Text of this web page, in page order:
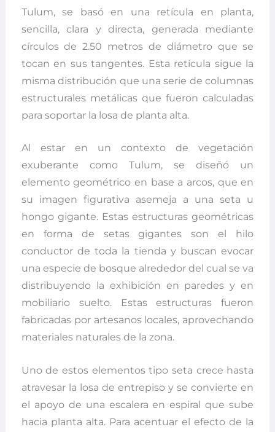
Tulum, se basó en una retícula en planta,
sencilla, clara y directa, generada mediante
círculos de 2.50 metros de diámetro que se
tocan en sus tangentes. Esta retícula sigue la
misma distribución que una serie de columnas
estructurales metálicas que fueron calculadas
para soportar la losa de planta alta.
Al estar en un contexto de vegetación
exuberante como Tulum, se diseñó un
elemento geométrico en base a arcos, que en
su imagen figurativa asemeja a una seta u
hongo gigante. Estas estructuras geométricas
en forma de setas gigantes son el hilo
conductor de toda la tienda y buscan evocar
una especie de bosque alrededor del cual se va
distribuyendo la exhibición en paredes y en
mobiliario suelto. Estas estructuras fueron
fabricadas por artesanos locales, aprovechando
materiales naturales de la zona.
Uno de estos elementos tipo seta crece hasta
atravesar la losa de entrepiso y se convierte en
el apoyo de una escalera en espiral que sube
hacia planta alta. Para acentuar el efecto de la